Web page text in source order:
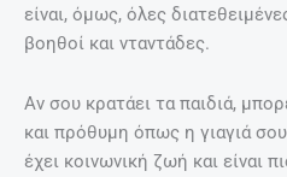
είναι, όμως, όλες
βοηθοί και νταντάδες.
Αν σου κρατάει τα παιδιά,
και πρόθυμη όπως η γιαγιά
έχει κοινωνική ζωή και είναι